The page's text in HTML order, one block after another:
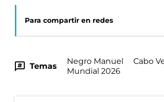
Para compartir en redes
Temas
Negro Manuel Cabo
Mundial 2026